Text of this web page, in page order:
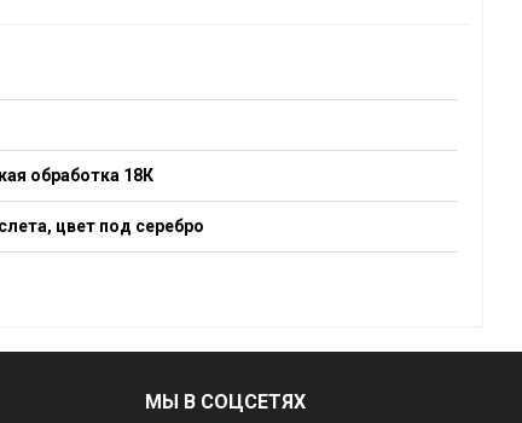
обработка 18К
цвет под серебро
МЫ В СОЦСЕТЯХ